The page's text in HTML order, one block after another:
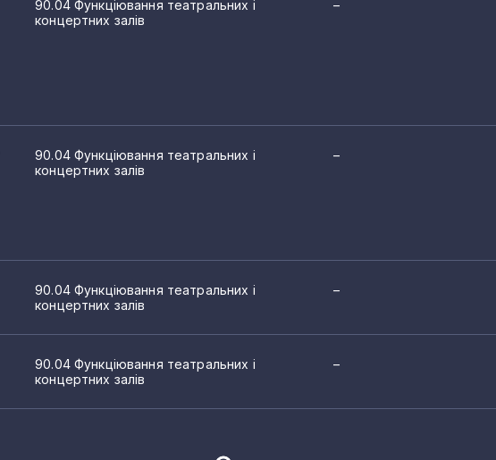
90.04 Функціювання театральних і
концертних залів
–
90.04 Функціювання театральних і
концертних залів
–
90.04 Функціювання театральних і
концертних залів
–
90.04 Функціювання театральних і
концертних залів
–